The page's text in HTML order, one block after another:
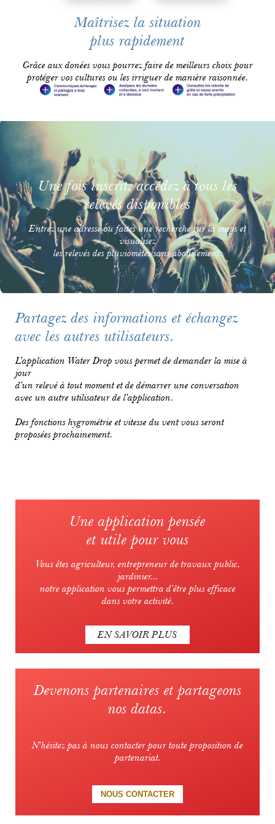
Maîtrisez la situation
plus rapidement
Grâce aux donées vous pourrez faire de meilleurs choix pour
protéger vos cultures ou les irriguer de manière raisonnée.
Une fois inscrit, accédez à tous les
relevés disponibles
Entrez une adresse ou faites une recherche sur la maps et
visualisez
les relevés des pluviomètes sans abonnement.
Partagez des informations et échangez
avec les autres utilisateurs.
L’application Water Drop vous permet de demander la mise à
jour
d’un relevé à tout moment et de démarrer une conversation
avec un autre utilisateur de l’application.
Des fonctions hygrométrie et vitesse du vent vous seront
proposées prochainement.
Une application pensée
et utile pour vous
Vous êtes agriculteur, entrepreneur de travaux public,
jardinier...
notre application vous permettra d’être plus efficace
dans votre activité.
EN SAVOIR PLUS
Devenons partenaires et partageons
nos datas.
N'hésitez pas à nous contacter pour toute proposition de
partenariat.
NOUS CONTACTER